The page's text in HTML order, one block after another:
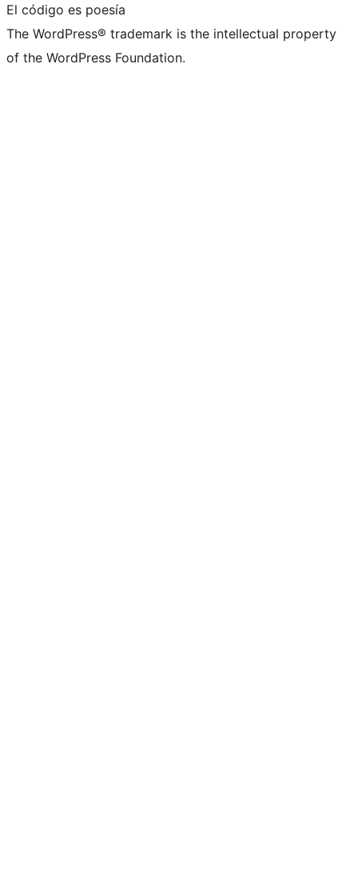
El código es poesía
The WordPress® trademark is the intellectual property
of the WordPress Foundation.